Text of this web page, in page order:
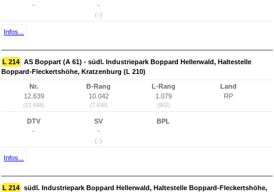
-
-
(-)
Infos...
L 214 AS Boppart (A 61) - südl. Industriepark Boppard Hellerwald, Haltestelle
Boppard-Fleckertshöhe, Kratzenburg (L 210)
Nr.
12.639
(12.648)
B-Rang
10.042
(7.638)
L-Rang
1.079
(902)
Land
RP
DTV
-
SV
-
(-)
BPL
Infos...
L 214 südl. Industriepark Boppard Hellerwald, Haltestelle Boppard-Fleckertshöhe,